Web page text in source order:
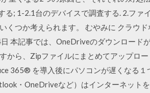
; 1-2.1台のデバイスで調査する. 2.ファ
くつか考えられます。 むやみに クラウ
本記事では、OneDriveのダウンロード
から、Zipファイルにまとめてアップロ
365® を導入後にパソコンが遅くなる１
・OneDriveなど）はインターネット